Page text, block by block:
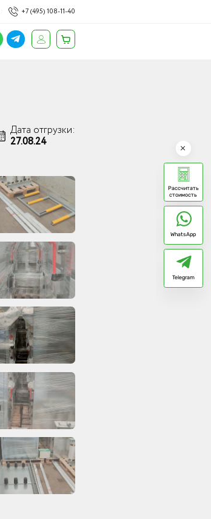
+7 (495) 108-11-40
Дата отгрузки:
27.08.24
Рассчитать
стоимость
WhatsApp
Telegram